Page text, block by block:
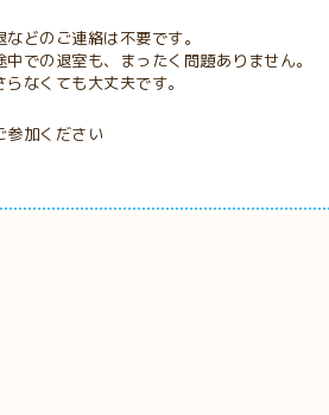
どのご連絡は不要です。
中での退室も、まったく問題ありません。
なくても大丈夫です。
参加ください